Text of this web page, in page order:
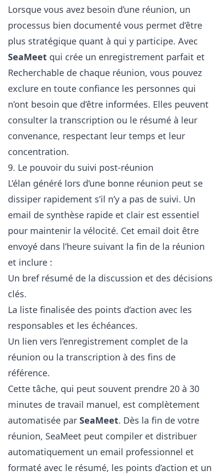
Lorsque vous avez besoin d’une réunion, un
processus bien documenté vous permet d’être
plus stratégique quant à qui y participe. Avec
SeaMeet qui crée un enregistrement parfait et
Recherchable de chaque réunion, vous pouvez
exclure en toute confiance les personnes qui
n’ont besoin que d’être informées. Elles peuvent
consulter la transcription ou le résumé à leur
convenance, respectant leur temps et leur
concentration.
9. Le pouvoir du suivi post-réunion
L’élan généré lors d’une bonne réunion peut se
dissiper rapidement s’il n’y a pas de suivi. Un
email de synthèse rapide et clair est essentiel
pour maintenir la vélocité. Cet email doit être
envoyé dans l’heure suivant la fin de la réunion
et inclure :
Un bref résumé de la discussion et des décisions
clés.
La liste finalisée des points d’action avec les
responsables et les échéances.
Un lien vers l’enregistrement complet de la
réunion ou la transcription à des fins de
référence.
Cette tâche, qui peut souvent prendre 20 à 30
minutes de travail manuel, est complètement
automatisée par SeaMeet. Dès la fin de votre
réunion, SeaMeet peut compiler et distribuer
automatiquement un email professionnel et
formaté avec le résumé, les points d’action et un